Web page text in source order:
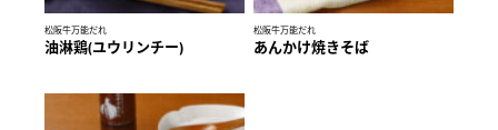
松阪牛万能だれ
油淋鶏(ユウリンチー)
松阪牛万能だれ
あんかけ焼きそば